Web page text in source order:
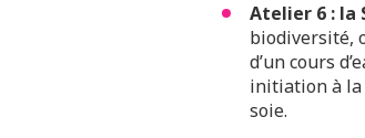
Atelier 6 : la
biodiversité,
d’un cours
initiation à la
soie.